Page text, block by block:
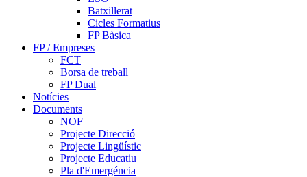
Batxillerat
Cicles Formatius
FP Bàsica
FP / Empreses
FCT
Borsa de treball
FP Dual
Notícies
Documents
NOF
Projecte Direcció
Projecte Lingüístic
Projecte Educatiu
Pla d'Emergéncia